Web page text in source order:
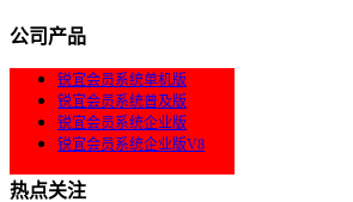
公司产品
锐宜会员系统单机版
锐宜会员系统普及版
锐宜会员系统企业版
锐宜会员系统企业版V8
热点关注